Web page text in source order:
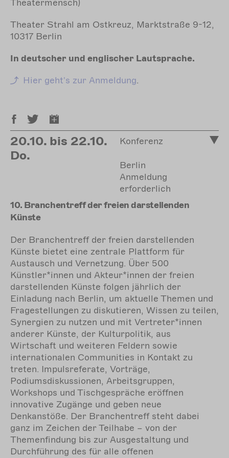
Theatermensch)
Theater Strahl am Ostkreuz, Marktstraße 9-12,
10317 Berlin
In deutscher und englischer Lautsprache.
Hier geht's zur Anmeldung.
20.10. bis 22.10.
Do.
Konferenz
Berlin
Anmeldung
erforderlich
10. Branchentreff der freien darstellenden
Künste
Der Branchentreff der freien darstellenden
Künste bietet eine zentrale Plattform für
Austausch und Vernetzung. Über 500
Künstler*innen und Akteur*innen der freien
darstellenden Künste folgen jährlich der
Einladung nach Berlin, um aktuelle Themen und
Fragestellungen zu diskutieren, Wissen zu teilen,
Synergien zu nutzen und mit Vertreter*innen
anderer Künste, der Kulturpolitik, aus
Wirtschaft und weiteren Feldern sowie
internationalen Communities in Kontakt zu
treten. Impulsreferate, Vorträge,
Podiumsdiskussionen, Arbeitsgruppen,
Workshops und Tischgespräche eröffnen
innovative Zugänge und geben neue
Denkanstöße. Der Branchentreff steht dabei
ganz im Zeichen der Teilhabe – von der
Themenfindung bis zur Ausgestaltung und
Durchführung des für alle offenen